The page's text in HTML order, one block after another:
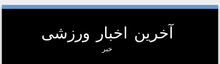
آخرین اخبار ورزشی
خبر